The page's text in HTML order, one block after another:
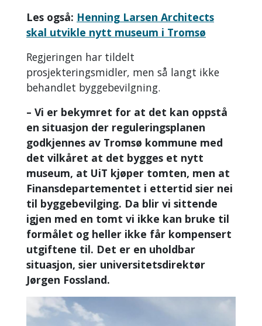
Les også: Henning Larsen Architects
skal utvikle nytt museum i Tromsø
Regjeringen har tildelt
prosjekteringsmidler, men så langt ikke
behandlet byggebevilgning.
– Vi er bekymret for at det kan oppstå
en situasjon der reguleringsplanen
godkjennes av Tromsø kommune med
det vilkåret at det bygges et nytt
museum, at UiT kjøper tomten, men at
Finansdepartementet i ettertid sier nei
til byggebevilging. Da blir vi sittende
igjen med en tomt vi ikke kan bruke til
formålet og heller ikke får kompensert
utgiftene til. Det er en uholdbar
situasjon, sier universitetsdirektør
Jørgen Fossland.